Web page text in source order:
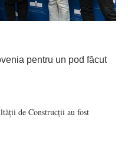
pentru un pod făcut
de Construcții au fost